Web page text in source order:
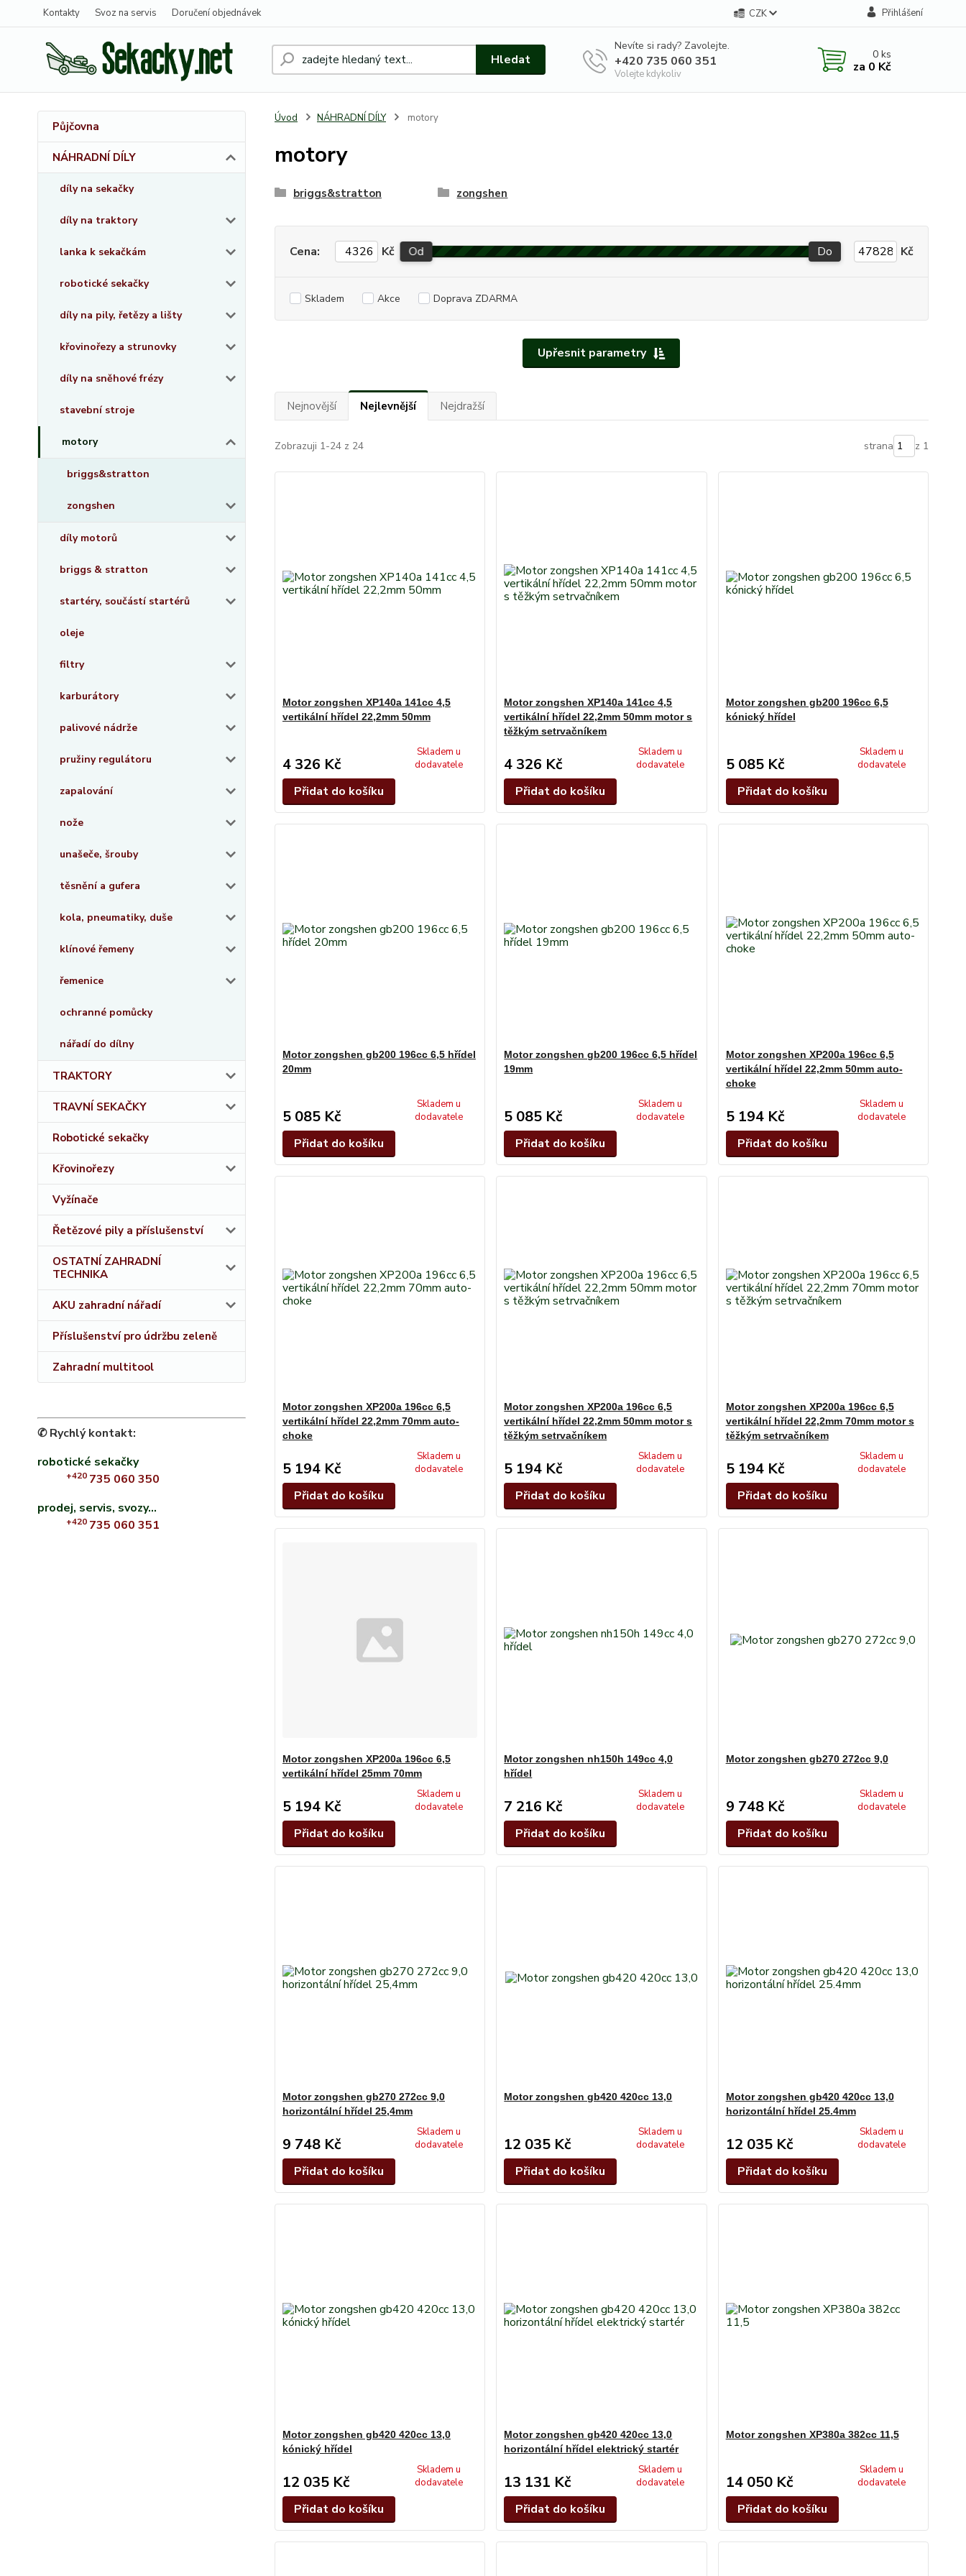
Kontakty Svoz na servis Doručení objednávek CZK Přihlášení
Hledat
Nevíte si rady? Zavolejte.
+420 735 060 351
Volejte kdykoliv
0ks
za 0 Kč
Půjčovna
NÁHRADNÍ DÍLY
díly na sekačky
díly na traktory
lanka k sekačkám
robotické sekačky
díly na pily, řetězy a lišty
křovinořezy a strunovky
díly na sněhové frézy
stavební stroje
motory
briggs&stratton
zongshen
díly motorů
briggs & stratton
startéry, součástí startérů
oleje
filtry
karburátory
palivové nádrže
pružiny regulátoru
zapalování
nože
unašeče, šrouby
těsnění a gufera
kola, pneumatiky, duše
klínové řemeny
řemenice
ochranné pomůcky
nářadí do dílny
TRAKTORY
TRAVNÍ SEKAČKY
Robotické sekačky
Křovinořezy
Vyžínače
Řetězové pily a příslušenství
OSTATNÍ ZAHRADNÍ
TECHNIKA
AKU zahradní nářadí
Příslušenství pro údržbu zeleně
Zahradní multitool
✆ Rychlý kontakt:
robotické sekačky
+420 735 060 350
prodej, servis, svozy...
+420 735 060 351
Úvod NÁHRADNÍ DÍLY motory
motory
briggs&stratton zongshen
Upřesnit parametry
Cena: Kč Od Do Kč
Skladem Akce Doprava ZDARMA
Nejnovější Nejlevnější Nejdražší
Zobrazuji 1-24 z 24 strana z 1
Motor zongshen XP140a 141cc 4,5
vertikální hřídel 22,2mm 50mm
4 326 Kč
Skladem u
dodavatele
Přidat do košíku
Motor zongshen XP140a 141cc 4,5
vertikální hřídel 22,2mm 50mm motor s
těžkým setrvačníkem
4 326 Kč
Skladem u
dodavatele
Přidat do košíku
Motor zongshen gb200 196cc 6,5
kónický hřídel
5 085 Kč
Skladem u
dodavatele
Přidat do košíku
Motor zongshen gb200 196cc 6,5 hřídel
20mm
5 085 Kč
Skladem u
dodavatele
Přidat do košíku
Motor zongshen gb200 196cc 6,5 hřídel
19mm
5 085 Kč
Skladem u
dodavatele
Přidat do košíku
Motor zongshen XP200a 196cc 6,5
vertikální hřídel 22,2mm 50mm auto-
choke
5 194 Kč
Skladem u
dodavatele
Přidat do košíku
Motor zongshen XP200a 196cc 6,5
vertikální hřídel 22,2mm 70mm auto-
choke
5 194 Kč
Skladem u
dodavatele
Přidat do košíku
Motor zongshen XP200a 196cc 6,5
vertikální hřídel 22,2mm 50mm motor s
těžkým setrvačníkem
5 194 Kč
Skladem u
dodavatele
Přidat do košíku
Motor zongshen XP200a 196cc 6,5
vertikální hřídel 22,2mm 70mm motor s
těžkým setrvačníkem
5 194 Kč
Skladem u
dodavatele
Přidat do košíku
Motor zongshen XP200a 196cc 6,5
vertikální hřídel 25mm 70mm
5 194 Kč
Skladem u
dodavatele
Přidat do košíku
Motor zongshen nh150h 149cc 4,0
hřídel
7 216 Kč
Skladem u
dodavatele
Přidat do košíku
Motor zongshen gb270 272cc 9,0
9 748 Kč
Skladem u
dodavatele
Přidat do košíku
Motor zongshen gb270 272cc 9,0
horizontální hřídel 25,4mm
9 748 Kč
Skladem u
dodavatele
Přidat do košíku
Motor zongshen gb420 420cc 13,0
12 035 Kč
Skladem u
dodavatele
Přidat do košíku
Motor zongshen gb420 420cc 13,0
horizontální hřídel 25.4mm
12 035 Kč
Skladem u
dodavatele
Přidat do košíku
Motor zongshen gb420 420cc 13,0
kónický hřídel
12 035 Kč
Skladem u
dodavatele
Přidat do košíku
Motor zongshen gb420 420cc 13,0
horizontální hřídel elektrický startér
13 131 Kč
Skladem u
dodavatele
Přidat do košíku
Motor zongshen XP380a 382cc 11,5
14 050 Kč
Skladem u
dodavatele
Přidat do košíku